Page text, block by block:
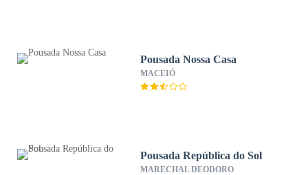
Pousada Nossa Casa
MACEIÓ
Pousada República do Sol
MARECHAL DEODORO